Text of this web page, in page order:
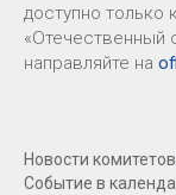
доступно
«Отечественный
направляйте на
Новости
Событие в